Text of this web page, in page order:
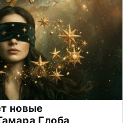
новые
Глоба